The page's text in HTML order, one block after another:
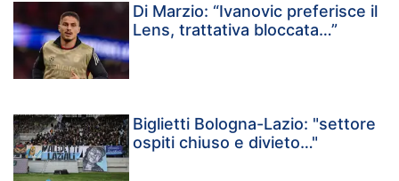
Di Marzio: “Ivanovic preferisce il
Lens, trattativa bloccata…”
Biglietti Bologna-Lazio: "settore
ospiti chiuso e divieto…"